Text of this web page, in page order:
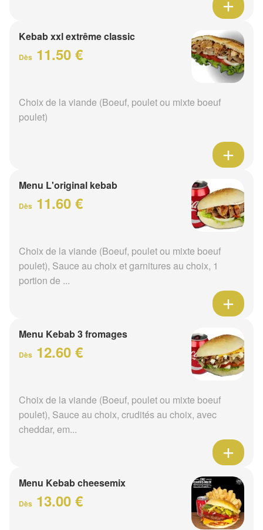
Kebab xxl extrême classic
Dès 11.50 €
Choix de la viande (Boeuf, poulet ou mixte boeuf
poulet)
Menu L'original kebab
Dès 11.60 €
Choix de la viande (Boeuf, poulet ou mixte boeuf
poulet), Sauce au choix et garnitures au choix, 1
portion de ...
Menu Kebab 3 fromages
Dès 12.60 €
Choix de la viande (Boeuf, poulet ou mixte boeuf
poulet), Sauce au choix, crudités au choix, avec
cheddar, em...
Menu Kebab cheesemix
Dès 13.00 €